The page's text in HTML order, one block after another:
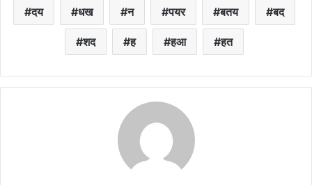
दय धख न पयर बतय बद
शद ह हआ हत